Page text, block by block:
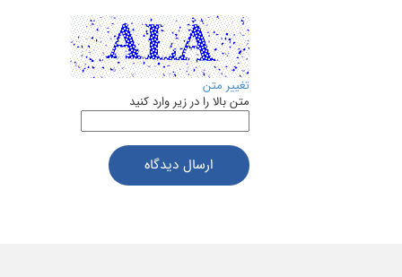
تغییر متن
متن بالا را در زیر وارد کنید
ارسال دیدگاه